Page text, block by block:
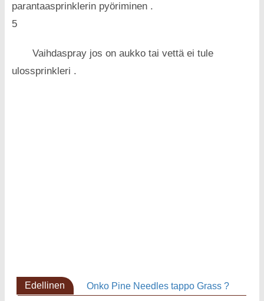
parantaasprinklerin pyöriminen .
5
Vaihdaspray jos on aukko tai vettä ei tule
ulossprinkleri .
Edellinen
Onko Pine Needles tappo Grass ?